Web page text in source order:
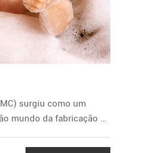
surgiu como um
mundo da fabricação de